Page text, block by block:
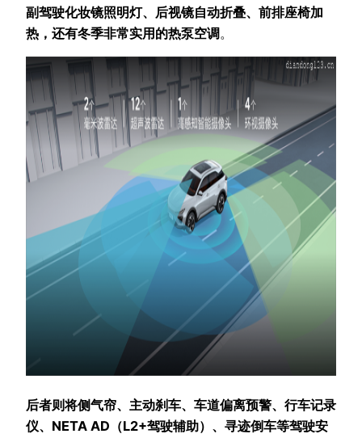
副驾驶化妆镜照明灯、后视镜自动折叠、前排座椅加
热，还有冬季非常实用的热泵空调。
后者则将侧气帘、主动刹车、车道偏离预警、行车记录
仪、NETA AD（L2+驾驶辅助）、寻迹倒车等驾驶安